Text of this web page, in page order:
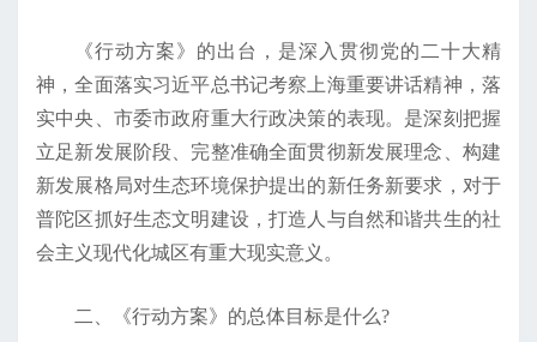
《行动方案》的出台，是深入贯彻党的二十大精
神，全面落实习近平总书记考察上海重要讲话精神，落
实中央、市委市政府重大行政决策的表现。是深刻把握
立足新发展阶段、完整准确全面贯彻新发展理念、构建
新发展格局对生态环境保护提出的新任务新要求，对于
普陀区抓好生态文明建设，打造人与自然和谐共生的社
会主义现代化城区有重大现实意义。
二、《行动方案》的总体目标是什么?